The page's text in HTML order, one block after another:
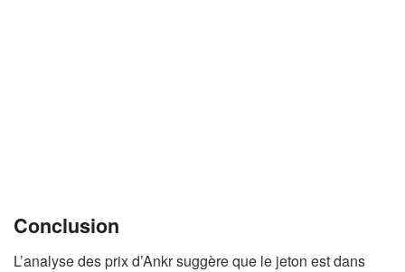
Conclusion
L’analyse des prix d’Ankr suggère que le jeton est dans